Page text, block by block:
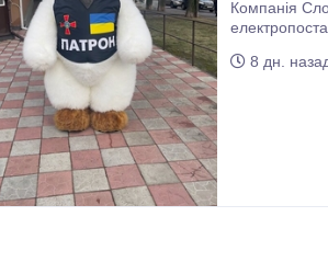
Компанія
електропостачання, яка працює близько 4 годин на одному заряді. Легкий та
8 дн.